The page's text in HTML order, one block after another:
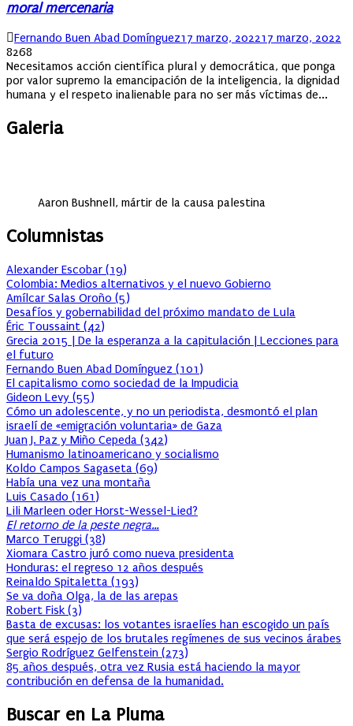
moral mercenaria
Author
Fernando Buen Abad DomínguezPosted
17 marzo, 202217 marzo, 2022
8268
Necesitamos acción científica plural y democrática, que ponga
por valor supremo la emancipación de la inteligencia, la dignidad
humana y el respeto inalienable para no ser más víctimas de...
Galeria
Aaron Bushnell, mártir de la causa palestina
Columnistas
Alexander Escobar (19)
Colombia: Medios alternativos y el nuevo Gobierno
Amílcar Salas Oroño (5)
Desafíos y gobernabilidad del próximo mandato de Lula
Éric Toussaint (42)
Grecia 2015 | De la esperanza a la capitulación | Lecciones para
el futuro
Fernando Buen Abad Domínguez (101)
El capitalismo como sociedad de la Impudicia
Gideon Levy (55)
Cómo un adolescente, y no un periodista, desmontó el plan
israelí de «emigración voluntaria» de Gaza
Juan J. Paz y Miño Cepeda (342)
Humanismo latinoamericano y socialismo
Koldo Campos Sagaseta (69)
Había una vez una montaña
Luis Casado (161)
Lili Marleen oder Horst-Wessel-Lied?
El retorno de la peste negra…
Marco Teruggi (38)
Xiomara Castro juró como nueva presidenta
Honduras: el regreso 12 años después
Reinaldo Spitaletta (193)
Se va doña Olga, la de las arepas
Robert Fisk (3)
Basta de excusas: los votantes israelíes han escogido un país
que será espejo de los brutales regímenes de sus vecinos árabes
Sergio Rodríguez Gelfenstein (273)
85 años después, otra vez Rusia está haciendo la mayor
contribución en defensa de la humanidad.
Buscar en La Pluma